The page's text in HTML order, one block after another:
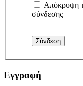
Απόκρυψη
σύνδεσης
Εγγραφή